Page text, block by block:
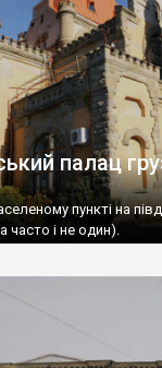
палац
пункті на
часто і не один).